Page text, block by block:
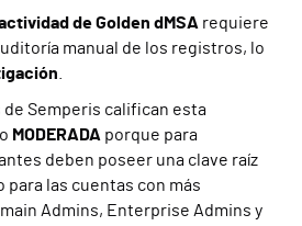
de Golden dMSA requiere
manual de los registros, lo
de Semperis califican esta
MODERADA porque para
deben poseer una clave raíz
para las cuentas con más
Admins, Enterprise Admins y